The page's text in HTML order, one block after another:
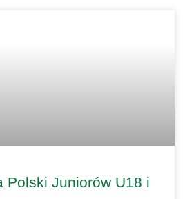
Polski Juniorów U18 i